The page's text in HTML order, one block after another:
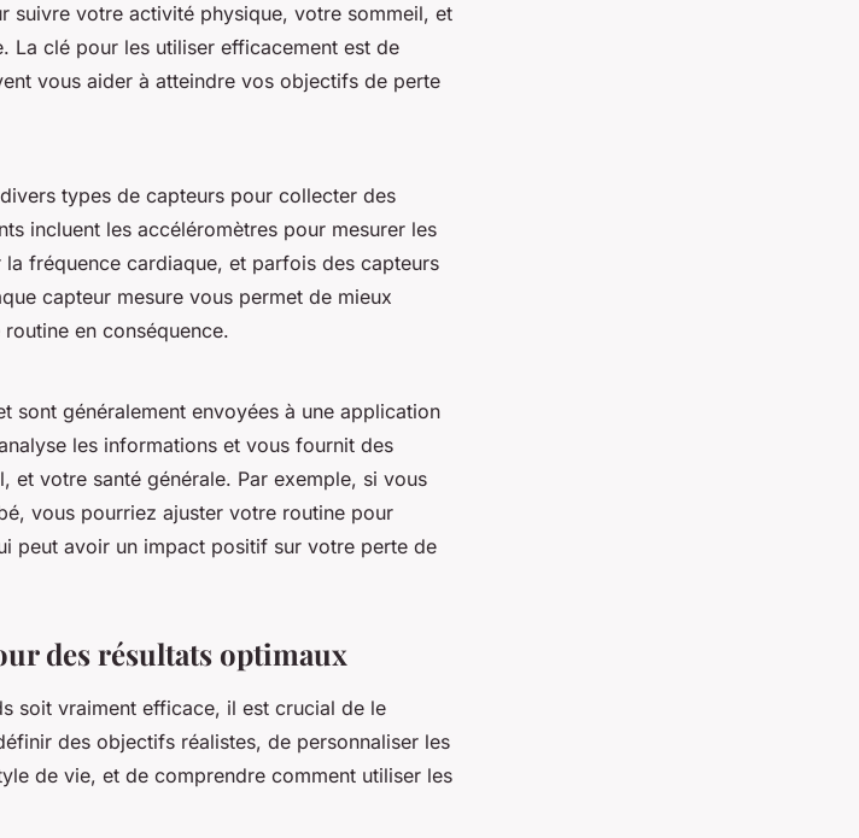
suivre votre activité physique, votre sommeil, et
La clé pour les utiliser efficacement est de
vous aider à atteindre vos objectifs de perte
types de capteurs pour collecter des
incluent les accéléromètres pour mesurer les
fréquence cardiaque, et parfois des capteurs
capteur mesure vous permet de mieux
en conséquence.
sont généralement envoyées à une application
les informations et vous fournit des
et votre santé générale. Par exemple, si vous
vous pourriez ajuster votre routine pour
peut avoir un impact positif sur votre perte de
des résultats optimaux
soit vraiment efficace, il est crucial de le
des objectifs réalistes, de personnaliser les
de vie, et de comprendre comment utiliser les